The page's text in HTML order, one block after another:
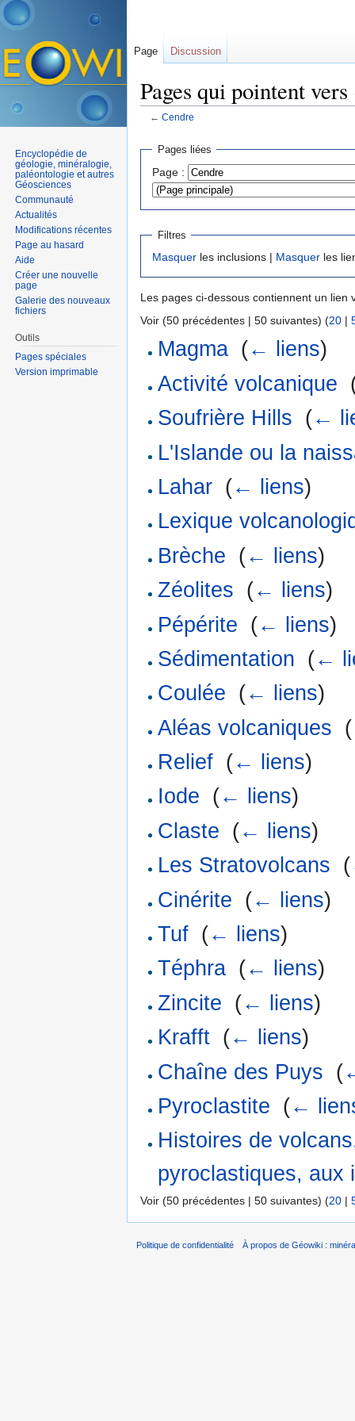
Pages qui pointent
← Cendre
Pages liées
Page :
Filtres
Masquer les inclusions | Masquer les
Les pages ci-dessous contiennent un lien
Voir (50 précédentes | 50 suivantes) (20 |
Magma (← liens)
Activité volcanique
Soufrière Hills (←
L'Islande ou la
Lahar (← liens)
Lexique
Brèche (← liens)
Zéolites (← liens)
Pépérite (← liens)
Sédimentation (←
Coulée (← liens)
Aléas volcaniques (
Relief (← liens)
Iode (← liens)
Claste (← liens)
Les Stratovolcans (
Cinérite (← liens)
Tuf (← liens)
Téphra (← liens)
Zincite (← liens)
Krafft (← liens)
Chaîne des Puys (
Pyroclastite (←
Histoires de
pyroclastiques, aux
Voir (50 précédentes | 50 suivantes) (20 |
Page Discussion
Encyclopédie de
géologie, minéralogie,
paléontologie et autres
Géosciences
Communauté
Actualités
Modifications récentes
Page au hasard
Aide
Créer une nouvelle
page
Galerie des nouveaux
fichiers
Outils
Pages spéciales
Version imprimable
Politique de confidentialité À propos de Géowiki :